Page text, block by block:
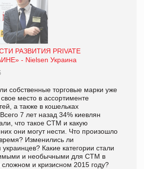
РАЗВИТИЯ PRIVATE
- Nielsen Украина
собственные торговые марки уже
место в ассортименте
а также в кошельках
7 лет назад 34% киевлян
что такое СТМ и какую
они могут нести. Что произошло
Изменились ли
Какие категории стали
и необычными для СТМ в
сложном и кризисном 2015 году?